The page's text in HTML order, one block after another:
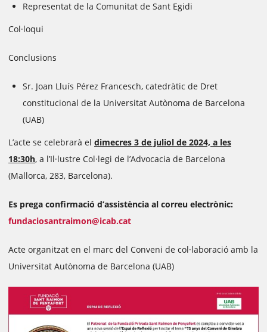
Representat de la Comunitat de Sant Egidi
Col·loqui
Conclusions
Sr. Joan Lluís Pérez Francesch, catedràtic de Dret
constitucional de la Universitat Autònoma de Barcelona
(UAB)
L’acte se celebrarà el dimecres 3 de juliol de 2024, a les
18:30h, a l’Il·lustre Col·legi de l’Advocacia de Barcelona
(Mallorca, 283, Barcelona).
Es prega confirmació d’assistència al correu electrònic:
fundaciosantraimon@icab.cat
Acte organitzat en el marc del Conveni de col·laboració amb la
Universitat Autònoma de Barcelona (UAB)